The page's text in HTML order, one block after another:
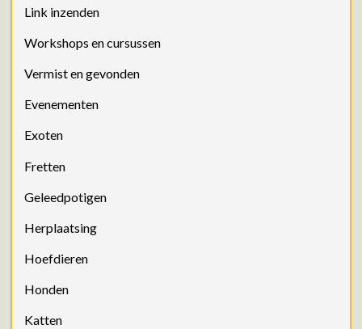
Link inzenden
Workshops en cursussen
Vermist en gevonden
Evenementen
Exoten
Fretten
Geleedpotigen
Herplaatsing
Hoefdieren
Honden
Katten